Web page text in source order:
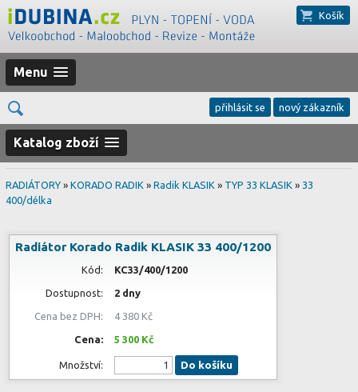
Košík
Menu
přihlásit se nový zákazník
Katalog zboží
RADIÁTORY » KORADO RADIK » Radik KLASIK » TYP 33 KLASIK » 33
400/délka
Radiátor Korado Radik KLASIK 33 400/1200
Kód: KC33/400/1200
Dostupnost: 2 dny
Cena bez DPH: 4 380 Kč
Cena: 5 300 Kč
Množství: Do košíku